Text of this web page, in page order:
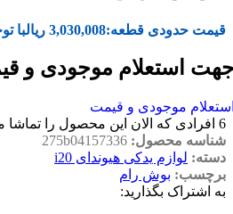
قیمت حدودی قطعه:3,030,008 ریالبا
استعلام موجودی و
موجودی و قیمت
6 افرادی که الان این محصول را تماشا
شناسه محصول: 275b04157336
دسته: لوازم یدکی هیوندای i20
برچسب: بوش رام
به اشتراک بگذارید: